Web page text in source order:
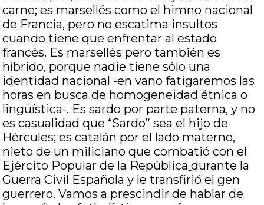
carne; es marsellés como el himno nacional
de Francia, pero no escatima insultos
cuando tiene que enfrentar al estado
francés. Es marsellés pero también es
híbrido, porque nadie tiene sólo una
identidad nacional -en vano fatigaremos las
horas en busca de homogeneidad étnica o
lingüística-. Es sardo por parte paterna, y no
es casualidad que “Sardo” sea el hijo de
Hércules; es catalán por el lado materno,
nieto de un miliciano que combatió con el
Ejército Popular de la República durante la
Guerra Civil Española y le transfirió el gen
guerrero. Vamos a prescindir de hablar de